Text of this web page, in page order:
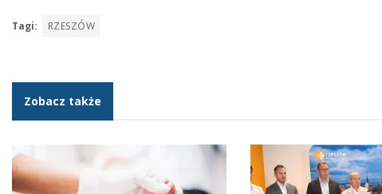
Tagi: RZESZÓW
Zobacz także